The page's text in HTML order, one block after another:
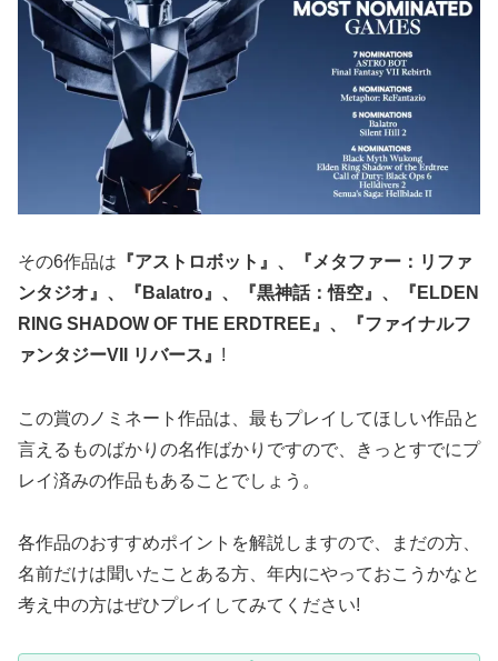
その6作品は 『アストロボット』、『メタファー：リファ
ンタジオ』、『Balatro』、『黒神話：悟空』、『ELDEN
RING SHADOW OF THE ERDTREE』、『ファイナルフ
ァンタジーVII リバース』 !
この賞のノミネート作品は、最もプレイしてほしい作品と
言えるものばかりの名作ばかりですので、きっとすでにプ
レイ済みの作品もあることでしょう。
各作品のおすすめポイントを解説しますので、まだの方、
名前だけは聞いたことある方、年内にやっておこうかなと
考え中の方はぜひプレイしてみてください!